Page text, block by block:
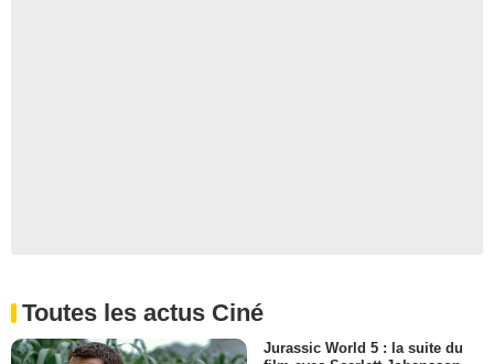
Toutes les actus Ciné
Jurassic World 5 : la suite du